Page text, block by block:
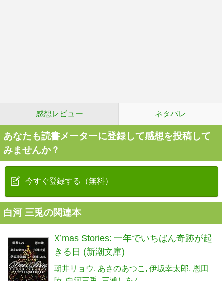
感想レビュー ネタバレ
あなたも読書メーターに登録して感想を投稿して
みませんか？
今すぐ登録する（無料）
白河 三兎の関連本
X’mas Stories: 一年でいちばん奇跡が起
きる日 (新潮文庫)
朝井リョウ あさのあつこ 伊坂幸太郎 恩田